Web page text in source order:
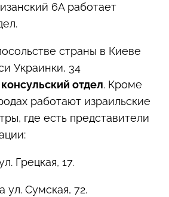
6А работает
страны в Киеве
Украинки, 34
консульский отдел. Кроме
работают израильские
где есть представители
Грецкая, 17.
ул. Сумская, 72.